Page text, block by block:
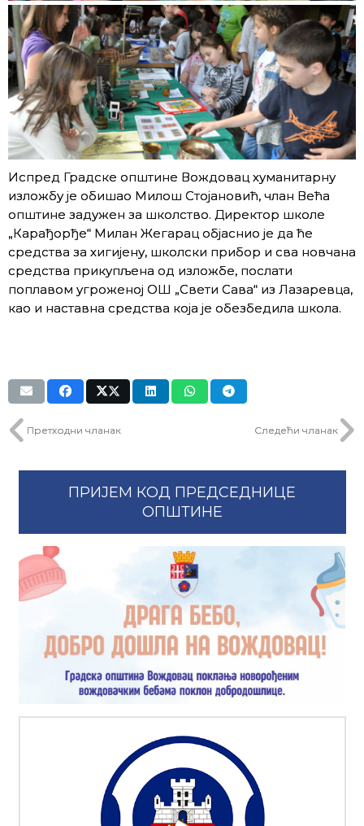
Испред Градске општине Вождовац хуманитарну
изложбу је обишао Милош Стојановић, члан Већа
општине задужен за школство. Директор школе
„Карађорђе“ Милан Жегарац објаснио је да ће
средства за хигијену, школски прибор и сва новчана
средства прикупљена од изложбе, послати
поплавом угроженој ОШ „Свети Сава“ из Лазаревца,
као и наставна средства која је обезбедила школа.
Претходни чланак Следећи чланак
ПРИЈЕМ КОД ПРЕДСЕДНИЦЕ
ОПШТИНЕ